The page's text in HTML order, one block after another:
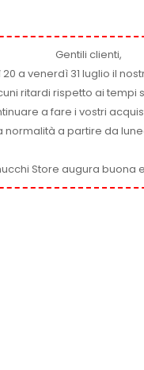
Gentili clienti,
a venerdì 31 luglio il
ritardi rispetto ai tempi
a fare i vostri
normalità a partire da
Store augura buona